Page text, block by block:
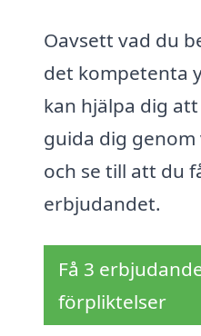
Oavsett vad du
det kompetenta
kan hjälpa dig
guida dig
och se till att du
erbjudandet.
Få 3
förpliktelser